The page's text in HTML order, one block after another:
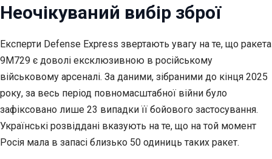
Неочікуваний вибір зброї
Експерти Defense Express звертають увагу на те, що ракета
9М729 є доволі ексклюзивною в російському
військовому арсеналі. За даними, зібраними до кінця 2025
року, за весь період повномасштабної війни було
зафіксовано лише 23 випадки її бойового застосування.
Українські розвіддані вказують на те, що на той момент
Росія мала в запасі близько 50 одиниць таких ракет.